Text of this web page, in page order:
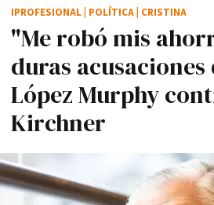
"Me robó mis
duras
López Murphy
Kirchner
IPROFESIONAL POLÍTICA CRISTINA